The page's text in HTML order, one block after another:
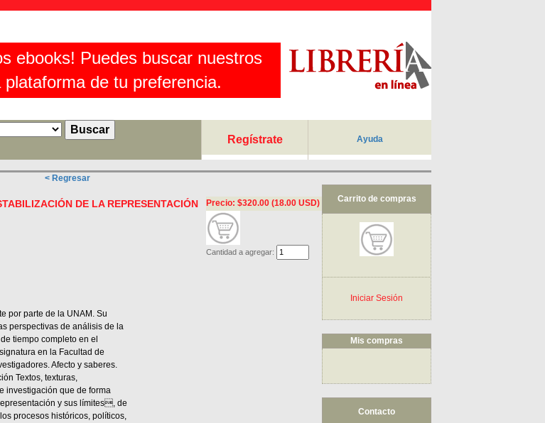
ebooks! Puedes buscar nuestros
de tu preferencia.
Regístrate
Ayuda
< Regresar
DE LA REPRESENTACIÓN Precio: $320.00 (18.00 USD)
Cantidad a agregar:
por parte de la UNAM. Su
perspectivas de análisis de la
tiempo completo en el
en la Facultad de
Afecto y saberes.
Textos, texturas,
investigación que de forma
y sus límites, de
procesos históricos, políticos,
Carrito de compras
Iniciar Sesión
Mis compras
Contacto